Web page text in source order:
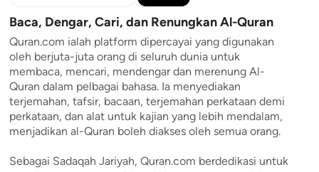
Baca, Dengar, Cari, dan Renungkan Al-Quran
Quran.com ialah platform dipercayai yang digunakan
oleh berjuta-juta orang di seluruh dunia untuk
membaca, mencari, mendengar dan merenung Al-
Quran dalam pelbagai bahasa. Ia menyediakan
terjemahan, tafsir, bacaan, terjemahan perkataan demi
perkataan, dan alat untuk kajian yang lebih mendalam,
menjadikan al-Quran boleh diakses oleh semua orang.
Sebagai Sadaqah Jariyah, Quran.com berdedikasi untuk